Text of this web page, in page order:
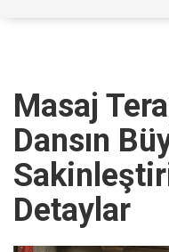
Masaj
Dansın
Detaylar